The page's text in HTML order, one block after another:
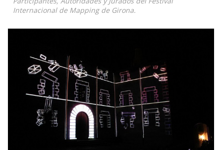
Internacional de Mapping de Girona.